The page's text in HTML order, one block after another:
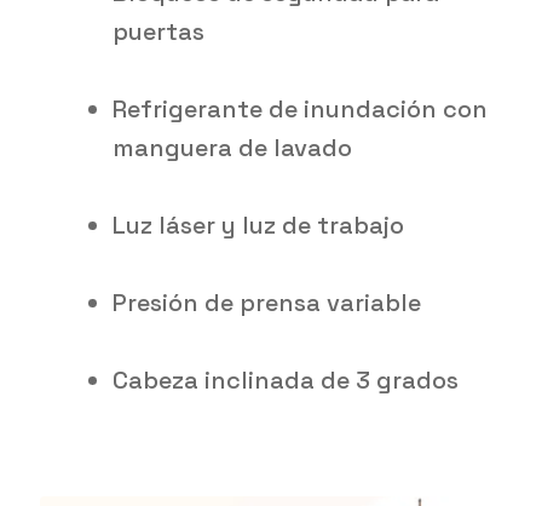
puertas
Refrigerante de inundación con
manguera de lavado
Luz láser y luz de trabajo
Presión de prensa variable
Cabeza inclinada de 3 grados